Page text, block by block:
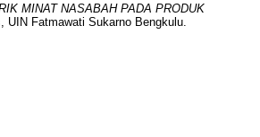
MINAT NASABAH PADA PRODUK
UIN Fatmawati Sukarno Bengkulu.